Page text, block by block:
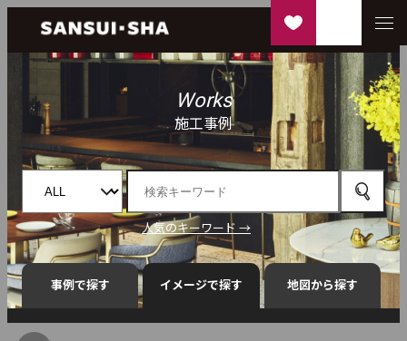
Works
施工事例
人気のキーワード →
事例で探す イメージで探す 地図から探す